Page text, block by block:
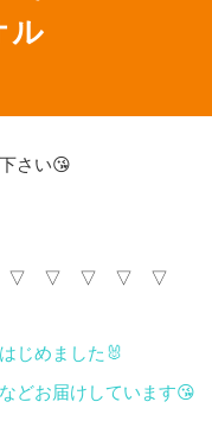
ル
さい😘
▽ ▽ ▽ ▽
じめました🐰
どお届けしています😘